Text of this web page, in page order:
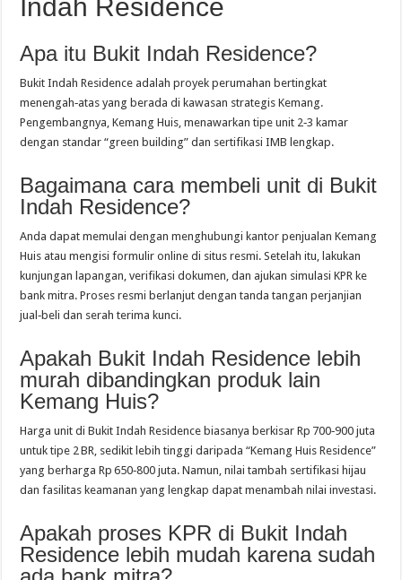
Indah Residence
Apa itu Bukit Indah Residence?
Bukit Indah Residence adalah proyek perumahan bertingkat
menengah‑atas yang berada di kawasan strategis Kemang.
Pengembangnya, Kemang Huis, menawarkan tipe unit 2‑3 kamar
dengan standar “green building” dan sertifikasi IMB lengkap.
Bagaimana cara membeli unit di Bukit
Indah Residence?
Anda dapat memulai dengan menghubungi kantor penjualan Kemang
Huis atau mengisi formulir online di situs resmi. Setelah itu, lakukan
kunjungan lapangan, verifikasi dokumen, dan ajukan simulasi KPR ke
bank mitra. Proses resmi berlanjut dengan tanda tangan perjanjian
jual‑beli dan serah terima kunci.
Apakah Bukit Indah Residence lebih
murah dibandingkan produk lain
Kemang Huis?
Harga unit di Bukit Indah Residence biasanya berkisar Rp 700‑900 juta
untuk tipe 2 BR, sedikit lebih tinggi daripada “Kemang Huis Residence”
yang berharga Rp 650‑800 juta. Namun, nilai tambah sertifikasi hijau
dan fasilitas keamanan yang lengkap dapat menambah nilai investasi.
Apakah proses KPR di Bukit Indah
Residence lebih mudah karena sudah